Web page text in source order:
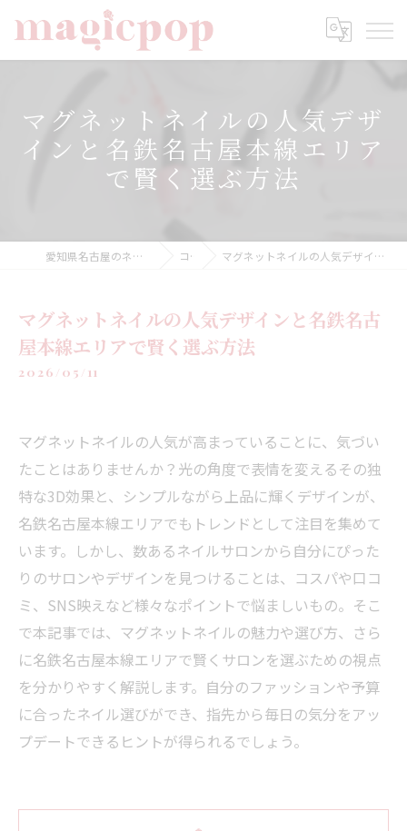
マグネットネイルの人気デザ
インと名鉄名古屋本線エリア
で賢く選ぶ方法
愛知県名古屋のネイルならnailsalon magicpop コラム マグネットネイルの人気デザインと名鉄名古屋本線エリアで賢く選ぶ方法
マグネットネイルの人気デザインと名鉄名古
屋本線エリアで賢く選ぶ方法
2026/05/11
マグネットネイルの人気が高まっていることに、気づい
たことはありませんか？光の角度で表情を変えるその独
特な3D効果と、シンプルながら上品に輝くデザインが、
名鉄名古屋本線エリアでもトレンドとして注目を集めて
います。しかし、数あるネイルサロンから自分にぴった
りのサロンやデザインを見つけることは、コスパや口コ
ミ、SNS映えなど様々なポイントで悩ましいもの。そこ
で本記事では、マグネットネイルの魅力や選び方、さら
に名鉄名古屋本線エリアで賢くサロンを選ぶための視点
を分かりやすく解説します。自分のファッションや予算
に合ったネイル選びができ、指先から毎日の気分をアッ
プデートできるヒントが得られるでしょう。